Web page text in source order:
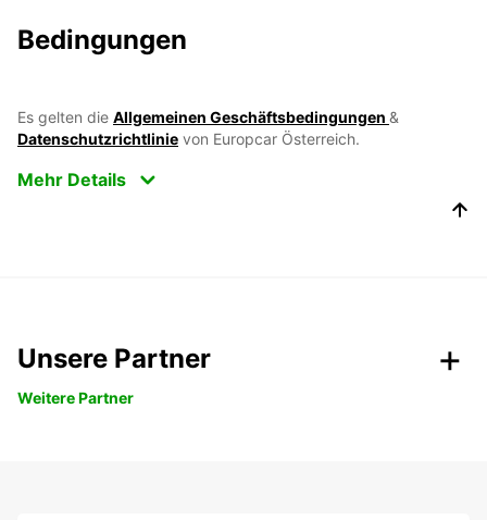
Bedingungen
Es gelten die Allgemeinen Geschäftsbedingungen &
Datenschutzrichtlinie von Europcar Österreich.
Mehr Details
Unsere Partner
Weitere Partner